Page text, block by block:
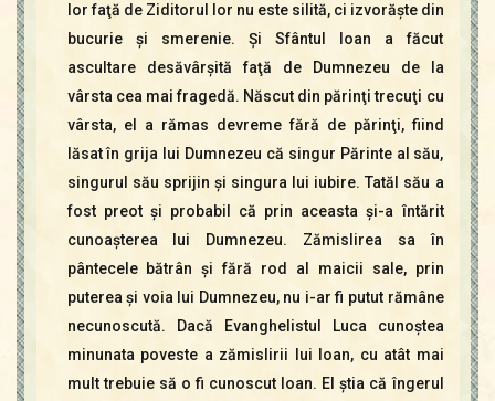
lor faţă de Ziditorul lor nu este silită, ci izvorăşte din
bucurie şi smerenie. Şi Sfântul Ioan a făcut
ascultare desăvârşită faţă de Dumnezeu de la
vârsta cea mai fragedă. Născut din părinţi trecuţi cu
vârsta, el a rămas devreme fără de părinţi, fiind
lăsat în grija lui Dumnezeu că singur Părinte al său,
singurul său sprijin şi singura lui iubire. Tatăl său a
fost preot şi probabil că prin aceasta şi-a întărit
cunoaşterea lui Dumnezeu. Zămislirea sa în
pântecele bătrân şi fără rod al maicii sale, prin
puterea şi voia lui Dumnezeu, nu i-ar fi putut rămâne
necunoscută. Dacă Evanghelistul Luca cunoştea
minunata poveste a zămislirii lui Ioan, cu atât mai
mult trebuie să o fi cunoscut Ioan. El ştia că îngerul